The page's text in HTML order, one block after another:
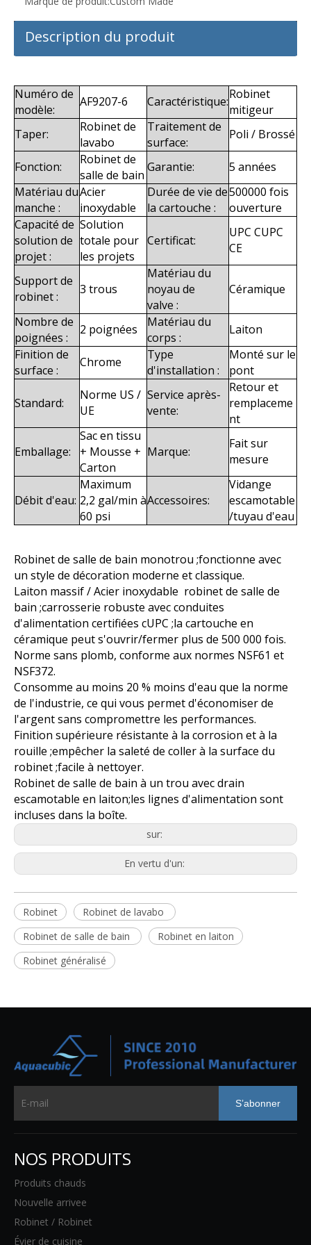
Description du produit
Numéro de
modèle:
AF9207-6 Caractéristique:Robinet
mitigeur
Taper:
Robinet de
lavabo
Traitement de
surface:
Poli / Brossé
Fonction:
Robinet de
salle de bain
Garantie:
5 années
Matériau du
manche :
Acier
inoxydable
Durée de vie de
la cartouche :
500000 fois
ouverture
Capacité de
solution de
projet :
Solution
totale pour
les projets
Certificat:
UPC CUPC
CE
Support de
robinet :
3 trous
Matériau du
noyau de
valve :
Céramique
Nombre de
poignées :
2 poignées
Matériau du
corps :
Laiton
Finition de
surface :
Chrome
Type
d'installation :
Monté sur le
pont
Standard:
Norme US /
UE
Service après-
vente:
Retour et
remplaceme
nt
Emballage:
Sac en tissu
+ Mousse +
Carton
Marque:
Fait sur
mesure
Débit d'eau:
Maximum
2,2 gal/min à
60 psi
Accessoires:
Vidange
escamotable
/tuyau d'eau
Robinet de salle de bain monotrou ;fonctionne avec
un style de décoration moderne et classique.
Laiton massif / Acier inoxydable robinet de salle de
bain ;carrosserie robuste avec conduites
d'alimentation certifiées cUPC ;la cartouche en
céramique peut s'ouvrir/fermer plus de 500 000 fois.
Norme sans plomb, conforme aux normes NSF61 et
NSF372.
Consomme au moins 20 % moins d'eau que la norme
de l'industrie, ce qui vous permet d'économiser de
l'argent sans compromettre les performances.
Finition supérieure résistante à la corrosion et à la
rouille ;empêcher la saleté de coller à la surface du
robinet ;facile à nettoyer.
Robinet de salle de bain à un trou avec drain
escamotable en laiton;les lignes d'alimentation sont
incluses dans la boîte.
sur:
En vertu d'un:
Robinet
Robinet de lavabo
Robinet de salle de bain
Robinet en laiton
Robinet généralisé
S’abonner
NOS PRODUITS
Produits chauds
Nouvelle arrivee
Robinet / Robinet
Évier de cuisine